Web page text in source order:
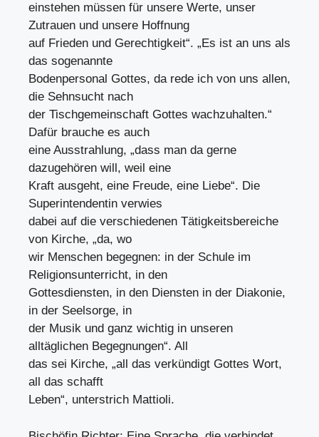
einstehen müssen für unsere Werte, unser
Zutrauen und unsere Hoffnung
auf Frieden und Gerechtigkeit“. „Es ist an uns als
das sogenannte
Bodenpersonal Gottes, da rede ich von uns allen,
die Sehnsucht nach
der Tischgemeinschaft Gottes wachzuhalten.“
Dafür brauche es auch
eine Ausstrahlung, „dass man da gerne
dazugehören will, weil eine
Kraft ausgeht, eine Freude, eine Liebe“. Die
Superintendentin verwies
dabei auf die verschiedenen Tätigkeitsbereiche
von Kirche, „da, wo
wir Menschen begegnen: in der Schule im
Religionsunterricht, in den
Gottesdiensten, in den Diensten in der Diakonie,
in der Seelsorge, in
der Musik und ganz wichtig in unseren
alltäglichen Begegnungen“. All
das sei Kirche, „all das verkündigt Gottes Wort,
all das schafft
Leben“, unterstrich Mattioli.